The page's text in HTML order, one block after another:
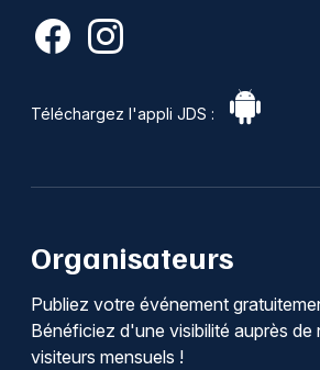
Téléchargez l'appli JDS :
Organisateurs
Publiez votre événement
Bénéficiez d'une visibilité auprès
visiteurs mensuels !